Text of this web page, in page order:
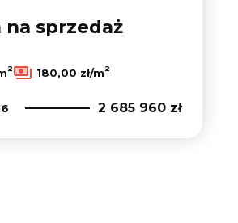
na sprzedaż
2 180,00 zł/m2
2 685 960 zł